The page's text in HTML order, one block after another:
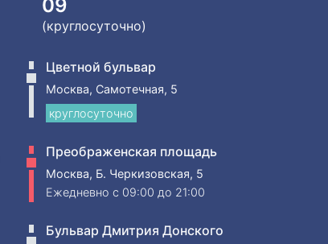
09
(круглосуточно)
Цветной бульвар
Москва, Самотечная, 5
круглосуточно
Преображенская площадь
Москва, Б. Черкизовская, 5
Ежедневно c 09:00 до 21:00
Бульвар Дмитрия Донского